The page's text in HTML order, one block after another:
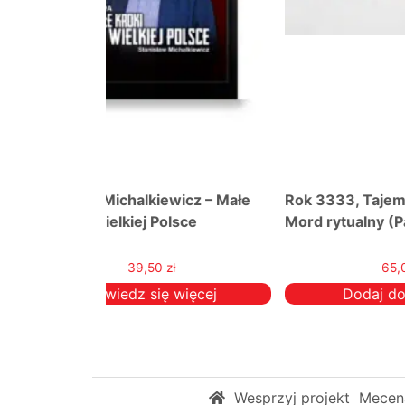
Rok 3333, Tajemnice Talmuda,
Mord rytualny (Pakiet!)
Dodaj do koszyka
Wesprzyj projekt